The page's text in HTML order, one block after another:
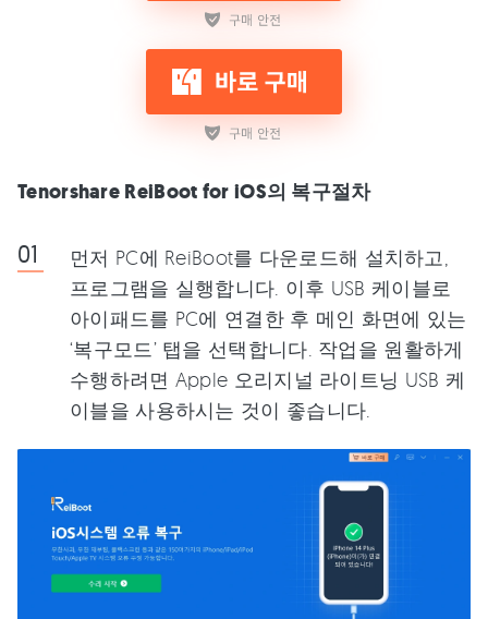
Tenorshare ReiBoot for iOS의 복구절차
먼저 PC에 ReiBoot를 다운로드해 설치하고,
프로그램을 실행합니다. 이후 USB 케이블로
아이패드를 PC에 연결한 후 메인 화면에 있는
‘복구모드’ 탭을 선택합니다. 작업을 원활하게
수행하려면 Apple 오리지널 라이트닝 USB 케
이블을 사용하시는 것이 좋습니다.